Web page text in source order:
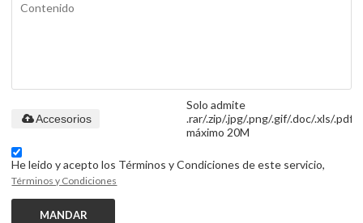
Solo admite
.rar/.zip/.jpg/.png/.gif/.doc/.xls/.pdf,
máximo 20M
Accesorios
He leido y acepto los Términos y Condiciones de este servicio,
Términos y Condiciones
MANDAR